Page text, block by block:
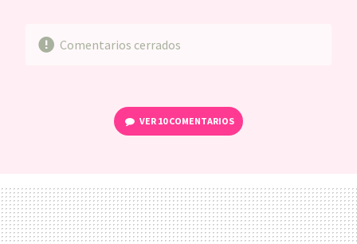
Comentarios cerrados
VER 10 COMENTARIOS